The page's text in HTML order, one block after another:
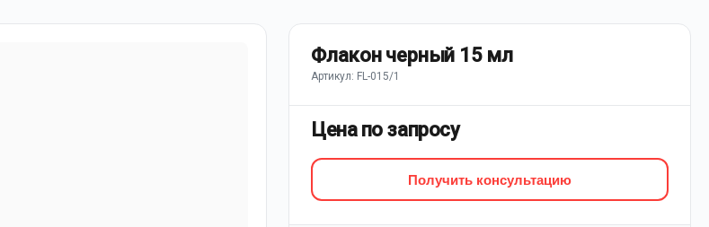
Флакон черный 15 мл
Артикул: FL-015/1
Цена по запросу
Получить консультацию